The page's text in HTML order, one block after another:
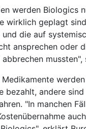
werden Biologics
wirklich geplagt
die auf
ansprechen oder
mussten",
Medikamente
bezahlt, andere
"In manchen